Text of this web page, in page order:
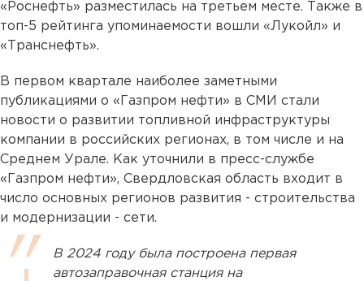
«Роснефть» разместилась на третьем месте. Также в
топ-5 рейтинга упоминаемости вошли «Лукойл» и
«Транснефть».
В первом квартале наиболее заметными
публикациями о «Газпром нефти» в СМИ стали
новости о развитии топливной инфраструктуры
компании в российских регионах, в том числе и на
Среднем Урале. Как уточнили в пресс-службе
«Газпром нефти», Свердловская область входит в
число основных регионов развития - строительства
и модернизации - сети.
В 2024 году была построена первая
автозаправочная станция на